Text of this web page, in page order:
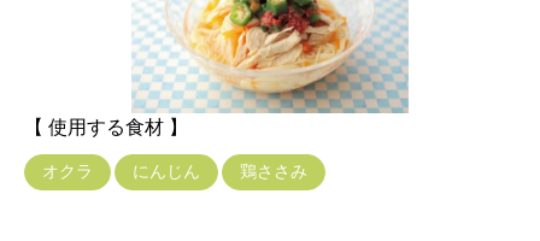
【 使用する食材 】
オクラ にんじん 鶏ささみ